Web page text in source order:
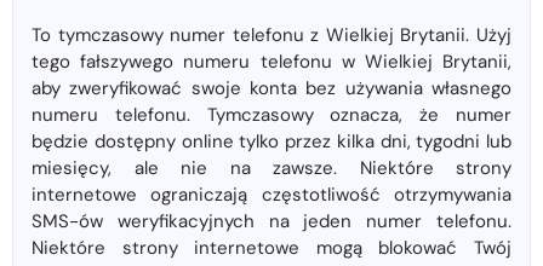
To tymczasowy numer telefonu z Wielkiej Brytanii. Użyj
tego fałszywego numeru telefonu w Wielkiej Brytanii,
aby zweryfikować swoje konta bez używania własnego
numeru telefonu. Tymczasowy oznacza, że ​​numer
będzie dostępny online tylko przez kilka dni, tygodni lub
miesięcy, ale nie na zawsze. Niektóre strony
internetowe ograniczają częstotliwość otrzymywania
SMS-ów weryfikacyjnych na jeden numer telefonu.
Niektóre strony internetowe mogą blokować Twój